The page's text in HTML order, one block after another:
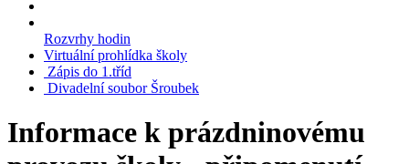
Rozvrhy hodin
Virtuální prohlídka školy
Zápis do 1.tříd
Divadelní soubor Šroubek
Informace k prázdninovému